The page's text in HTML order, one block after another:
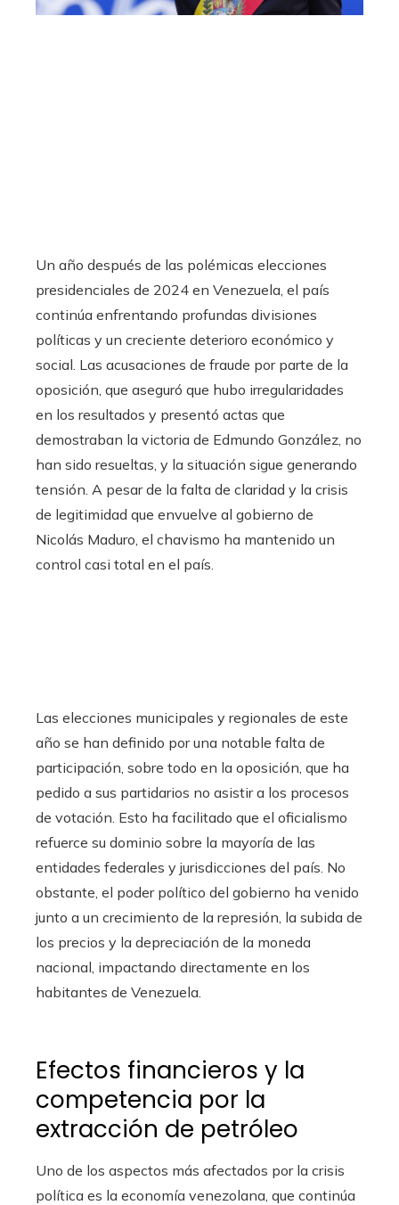
Un año después de las polémicas elecciones
presidenciales de 2024 en Venezuela, el país
continúa enfrentando profundas divisiones
políticas y un creciente deterioro económico y
social. Las acusaciones de fraude por parte de la
oposición, que aseguró que hubo irregularidades
en los resultados y presentó actas que
demostraban la victoria de Edmundo González, no
han sido resueltas, y la situación sigue generando
tensión. A pesar de la falta de claridad y la crisis
de legitimidad que envuelve al gobierno de
Nicolás Maduro, el chavismo ha mantenido un
control casi total en el país.
Las elecciones municipales y regionales de este
año se han definido por una notable falta de
participación, sobre todo en la oposición, que ha
pedido a sus partidarios no asistir a los procesos
de votación. Esto ha facilitado que el oficialismo
refuerce su dominio sobre la mayoría de las
entidades federales y jurisdicciones del país. No
obstante, el poder político del gobierno ha venido
junto a un crecimiento de la represión, la subida de
los precios y la depreciación de la moneda
nacional, impactando directamente en los
habitantes de Venezuela.
Efectos financieros y la
competencia por la
extracción de petróleo
Uno de los aspectos más afectados por la crisis
política es la economía venezolana, que continúa